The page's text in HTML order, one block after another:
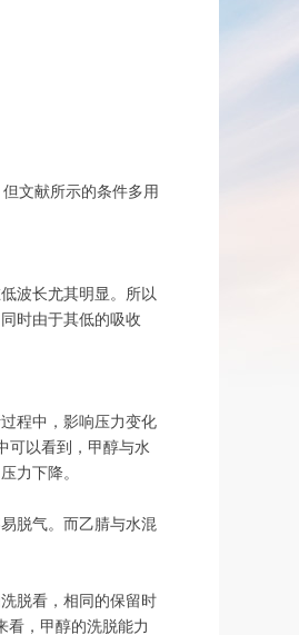
文献所示的条件多用
波长尤其明显。所以
时由于其低的吸收
程中，影响压力变化
可以看到，甲醇与水
力下降。
脱气。而乙腈与水混
脱看，相同的保留时
看，甲醇的洗脱能力